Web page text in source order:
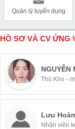
Quản lý tuyển dụng
HỒ SƠ VÀ CV ỨNG
NGUYỄN
Thủ Kho -
Lưu
Nhân viên